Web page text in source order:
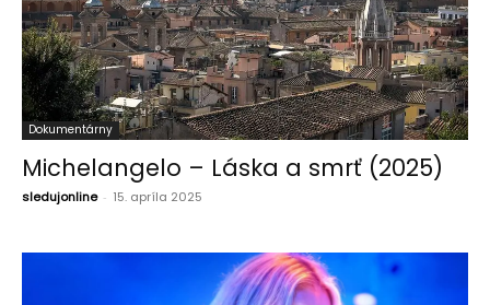
Dokumentárny
Michelangelo – Láska a smrť (2025)
sledujonline - 15. apríla 2025